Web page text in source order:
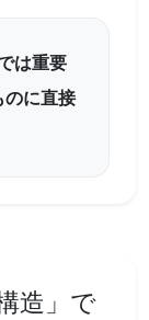
は重要
のに直接
造」で